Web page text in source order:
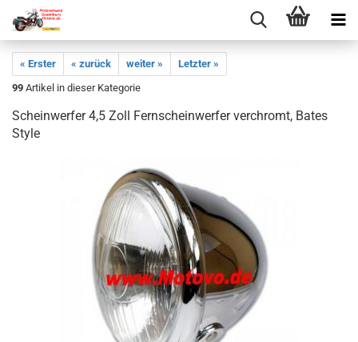
« Erster « zurück weiter »
Letzter »
99 Artikel in dieser Kategorie
Scheinwerfer 4,5 Zoll Fernscheinwerfer verchromt, Bates
Style